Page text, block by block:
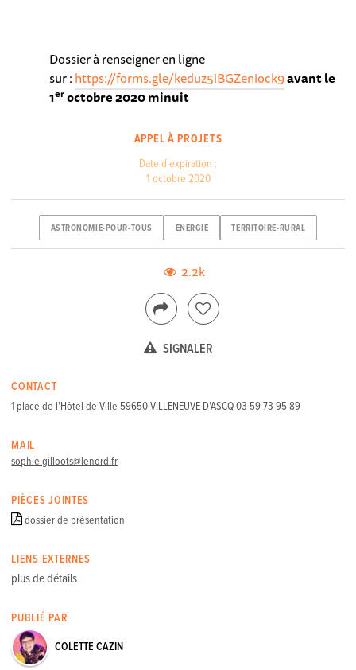
Dossier à renseigner en ligne
sur :https://forms.gle/keduz5iBGZeniock9avant le
1eroctobre 2020 minuit
APPEL À PROJETS
Date d'expiration :
1 octobre 2020
ASTRONOMIE-POUR-TOUS ENERGIE TERRITOIRE-RURAL
2.2k
SIGNALER
CONTACT
1 place de l'Hôtel de Ville 59650 VILLENEUVE D'ASCQ 03 59 73 95 89
MAIL
sophie.gilloots@lenord.fr
PIÈCES JOINTES
dossier de présentation
LIENS EXTERNES
plus de détails
PUBLIÉ PAR
COLETTE CAZIN